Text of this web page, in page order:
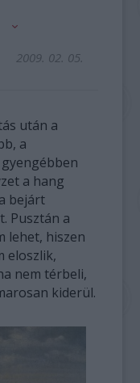
2009. 02. 05.
után a
a
a hang
bejárt
Pusztán a
lehet, hiszen
eloszlik,
nem térbeli,
kiderül.